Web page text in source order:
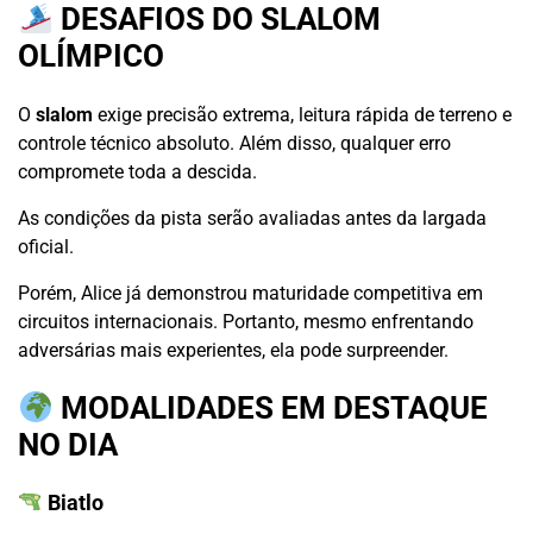
DESAFIOS DO SLALOM
OLÍMPICO
O slalom exige precisão extrema, leitura rápida de terreno e
controle técnico absoluto. Além disso, qualquer erro
compromete toda a descida.
As condições da pista serão avaliadas antes da largada
oficial.
Porém, Alice já demonstrou maturidade competitiva em
circuitos internacionais. Portanto, mesmo enfrentando
adversárias mais experientes, ela pode surpreender.
MODALIDADES EM DESTAQUE
NO DIA
Biatlo